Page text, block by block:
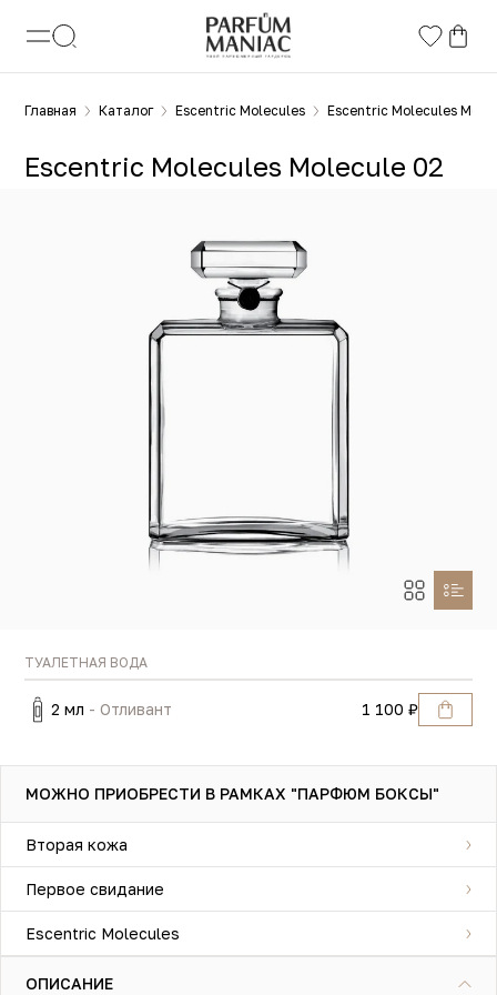
Главная Каталог Escentric Molecules Escentric Molecules
Escentric Molecules Molecule 02
ТУАЛЕТНАЯ ВОДА
2 мл - Отливант 1 100 ₽
МОЖНО ПРИОБРЕСТИ В РАМКАХ "ПАРФЮМ БОКСЫ"
Вторая кожа
Первое свидание
Escentric Molecules
ОПИСАНИЕ